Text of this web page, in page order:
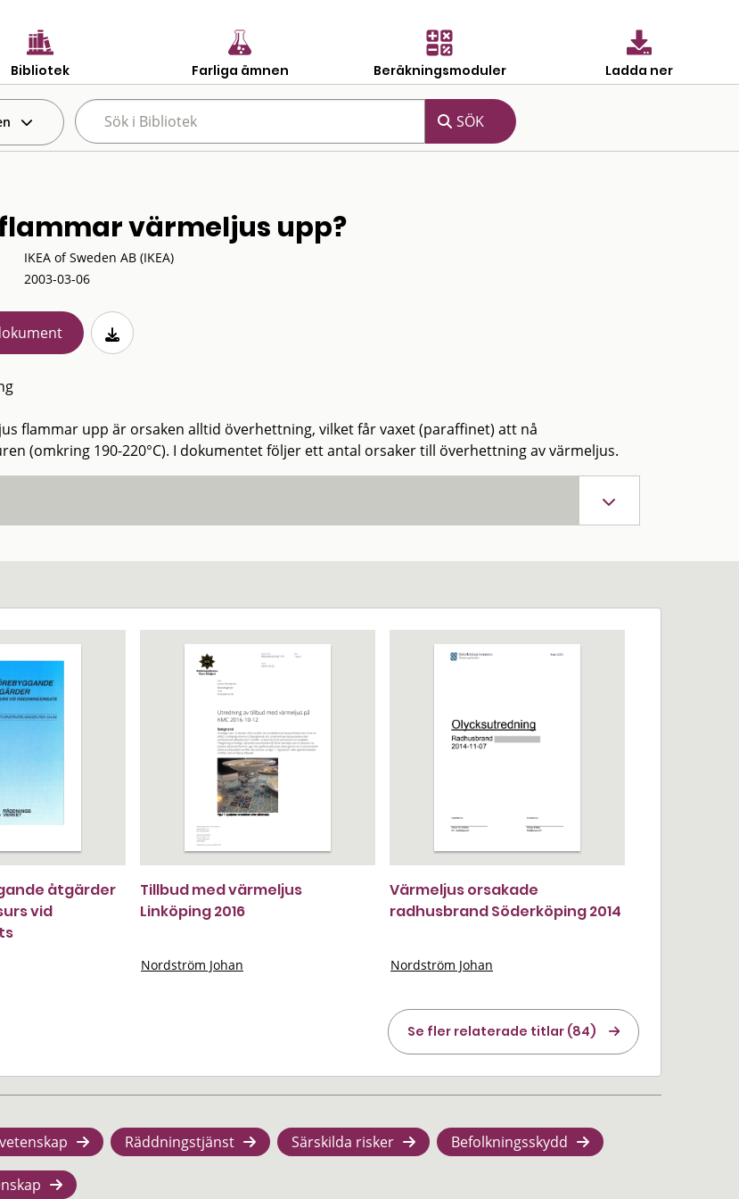
Bibliotek Farliga ämnen Beräkningsmoduler Ladda ner
värmeljus upp?
IKEA of Sweden AB (IKEA)
2003-03-06
flammar upp är orsaken alltid överhettning, vilket får vaxet (paraffinet) att nå
(omkring 190-220°C). I dokumentet följer ett antal orsaker till överhettning av värmeljus.
åtgärder
vid
Tillbud med värmeljus
Linköping 2016
Nordström Johan
Värmeljus orsakade
radhusbrand Söderköping 2014
Nordström Johan
Se fler relaterade titlar (84)
Räddningstjänst Särskilda risker Befolkningsskydd